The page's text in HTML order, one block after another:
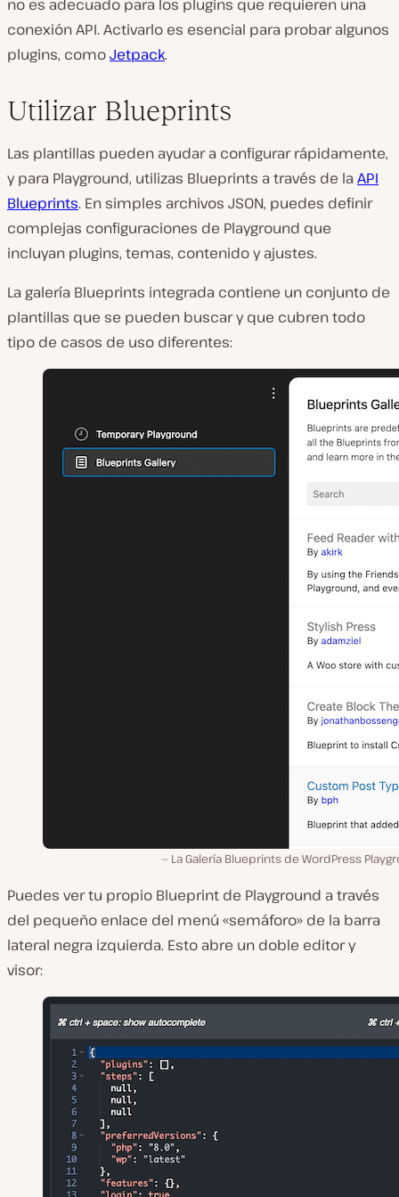
no es adecuado para los plugins que requieren una
conexión API. Activarlo es esencial para probar algunos
plugins, comoJetpack.
Utilizar Blueprints
Las plantillas pueden ayudar a configurar rápidamente,
y para Playground, utilizas Blueprints a través de la API
Blueprints. En simples archivos JSON, puedes definir
complejas configuraciones de Playground que
incluyan plugins, temas, contenido y ajustes.
La galería Blueprints integrada contiene un conjunto de
plantillas que se pueden buscar y que cubren todo
tipo de casos de uso diferentes:
La Galería Blueprints de WordPress
Puedes ver tu propio Blueprint de Playground a través
del pequeño enlace del menú «semáforo» de la barra
lateral negra izquierda. Esto abre un doble editor y
visor: